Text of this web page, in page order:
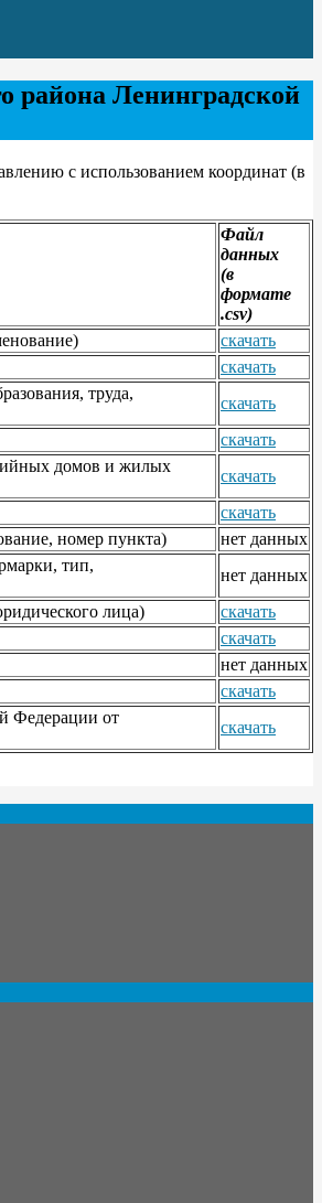
района Ленинградской
с использованием координат (в
Файл
данных
(в
формате
.csv)
скачать
скачать
труда,
скачать
скачать
домов и жилых
скачать
скачать
номер пункта)
нет данных
тип,
нет данных
лица)
скачать
скачать
нет данных
скачать
Федерации от
скачать